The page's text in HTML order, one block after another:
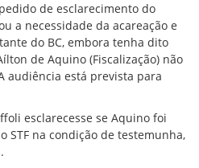
de esclarecimento do
a necessidade da acareação e
do BC, embora tenha dito
de Aquino (Fiscalização) não
audiência está prevista para
esclarecesse se Aquino foi
STF na condição de testemunha,